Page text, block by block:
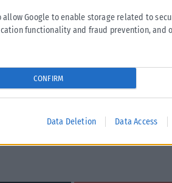
allow Google to enable storage related to
functionality and fraud prevention, and
CONFIRM
Data Deletion Data Access
οικονομικούς θεσμούς να είμαι το
να τον κρατήσεις και να
Όταν είσαι ο μαέστρος.
είσαι μέσα στα πράγματα, όταν
εύκολα κρίνεις, αλλά όταν είσαι